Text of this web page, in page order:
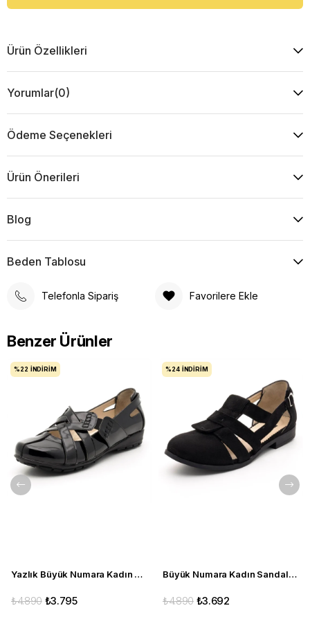
Ürün Özellikleri
Yorumlar(0)
Ödeme Seçenekleri
Ürün Önerileri
Blog
Beden Tablosu
Telefonla Sipariş Favorilere Ekle
Benzer Ürünler
Yazlık Büyük Numara Kadın Babet C1347 siyah
₺3.795
₺4.890
%22 İNDIRIM
Büyük Numara Kadın Sandalet Babet Ayakkabı 6259 siyah
₺3.692
₺4.890
%24 İNDIRIM